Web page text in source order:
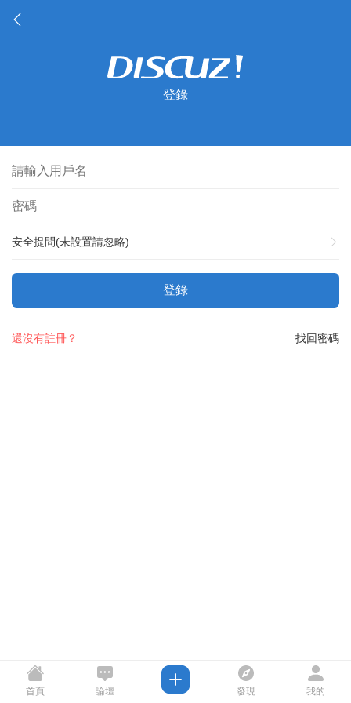
登錄
安全提問(未設置請忽略)
登錄
找回密碼
還沒有註冊？
首頁 論壇 發現 我的